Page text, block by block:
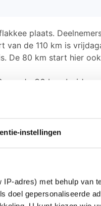
instellingen
adres) met behulp van
doel gepersonaliseerde
plaats.
van de 110 km is
De 80 km start hier
uur de 30 km, beiden
bij de haven
bij
in Middelharrnis. Alle
.
en andere